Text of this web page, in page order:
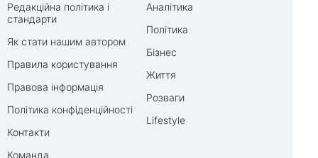
Редакційна політика і
стандарти
Як стати нашим автором
Правила користування
Правова інформація
Політика конфіденційності
Контакти
Команда
Аналітика
Політика
Бізнес
Життя
Розваги
Lifestyle